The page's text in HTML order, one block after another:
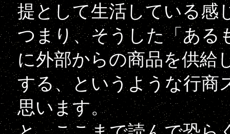
提として生活している感
つまり、そうした「ある
に外部からの商品を供給
する、というような行商
思います。